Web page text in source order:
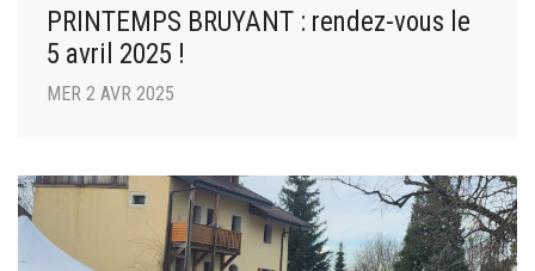
PRINTEMPS BRUYANT : rendez-vous le
5 avril 2025 !
MER 2 AVR 2025